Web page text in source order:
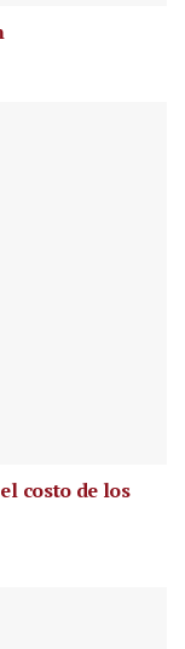
costo de los